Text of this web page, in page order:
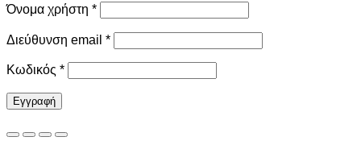
Όνομα χρήστη *Απαιτείται
Διεύθυνση email *Απαιτείται
Κωδικός *Απαιτείται
Εγγραφή